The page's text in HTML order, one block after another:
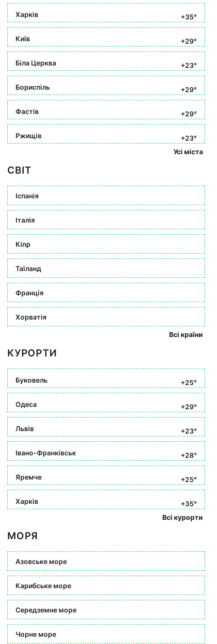
Харків +35°
Київ +29°
Біла Церква +23°
Бориспіль +29°
Фастів +29°
Ржищів
+23°
Усі міста
СВІТ
Іспанія
Італія
Кіпр
Таїланд
Франція
Хорватія
Всі країни
КУРОРТИ
Буковель +25°
Одеса +29°
Львів +23°
Івано-Франківськ +28°
Яремче +25°
Харків
+35°
Всі курорти
МОРЯ
Азовське море
Карибське море
Середземне море
Чорне море